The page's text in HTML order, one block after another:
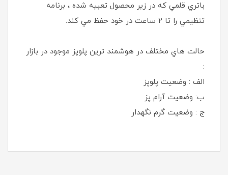
باتري قلمي كه در زير محصول تعبيه شده ، برنامه
تنظيمي را تا 2 ساعت در خود حفظ مي كند.
حالت هاي مختلف در هوشمند ترين پلوپز موجود در بازار
:
الف : وضعيت پلوپز
ب: وضعيت آرام پز
ج : وضعيت گرم نگهدار